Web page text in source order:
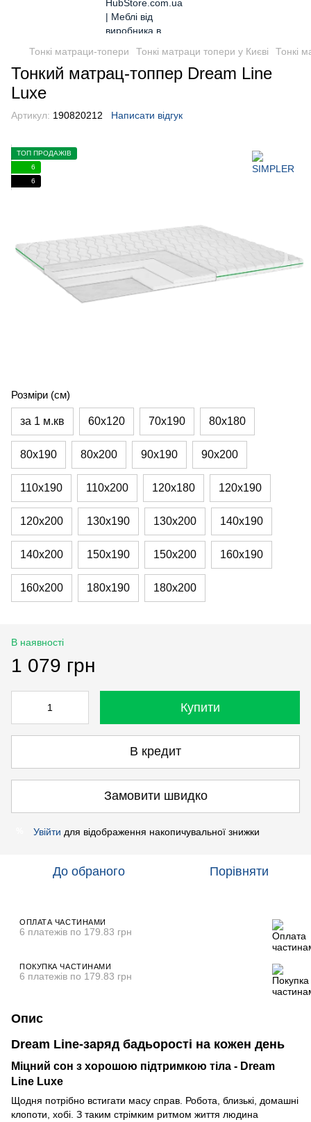
Тонкі матраци-топери Тонкі матраци топери у Києві Тонкі
Тонкий матрац-топпер Dream Line
Luxe
Артикул: 190820212 Написати відгук
ТОП ПРОДАЖІВ
6
6
Розміри (см)
за 1 м.кв 60х120 70х190 80х180
80х190 80х200 90х190 90х200
110х190 110х200 120х180 120х190
120х200 130х190 130х200 140х190
140х200 150х190 150х200 160х190
160х200 180х190 180х200
В наявності
1 079 грн
Купити
В кредит
Замовити швидко
Увійти для відображення накопичувальної знижки
До обраного Порівняти
ОПЛАТА ЧАСТИНАМИ
6 платежів по 179.83 грн
ПОКУПКА ЧАСТИНАМИ
6 платежів по 179.83 грн
Опис
Dream Line-заряд бадьорості на кожен день
Міцний сон з хорошою підтримкою тіла - Dream
Line Luxe
Щодня потрібно встигати масу справ. Робота, близькі, домашні
клопоти, хобі. З таким стрімким ритмом життя людина